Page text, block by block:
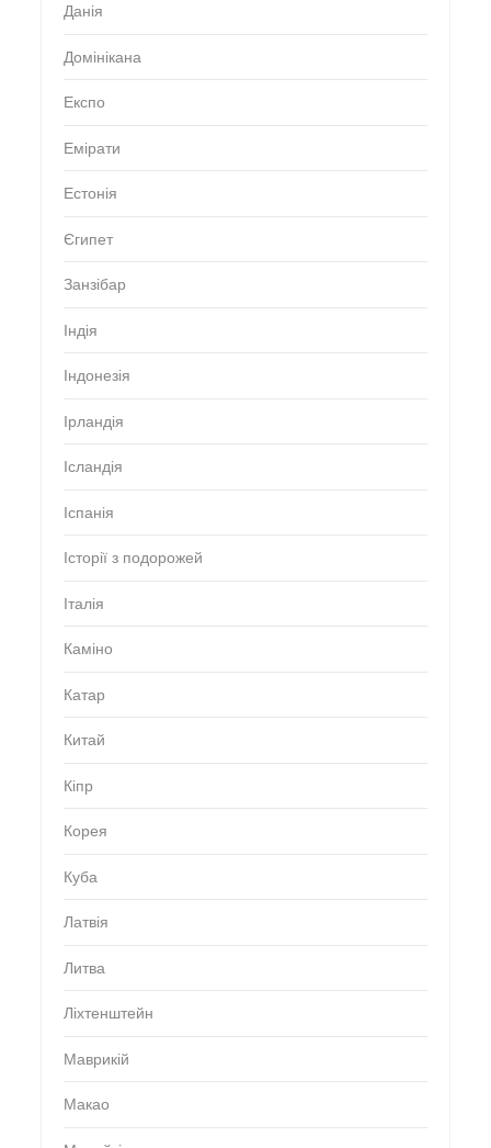
Данія
Домінікана
Експо
Емірати
Естонія
Єгипет
Занзібар
Індія
Індонезія
Ірландія
Ісландія
Іспанія
Історії з подорожей
Італія
Каміно
Катар
Китай
Кіпр
Корея
Куба
Латвія
Литва
Ліхтенштейн
Маврикій
Макао